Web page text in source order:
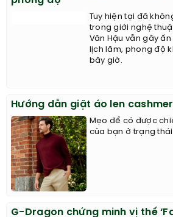
Tuy hiện tại đã
trong giới nghệ
Văn Hậu vẫn gây
lịch lãm, phong độ
bây giờ.
Hướng dẫn giặt áo len
Mẹo để có được
của bạn ở trạng
G-Dragon chứng minh vị thế